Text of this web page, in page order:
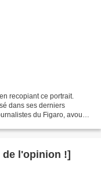
recopiant ce portrait.
dans ses derniers
du Figaro, avoue
l'opinion !]